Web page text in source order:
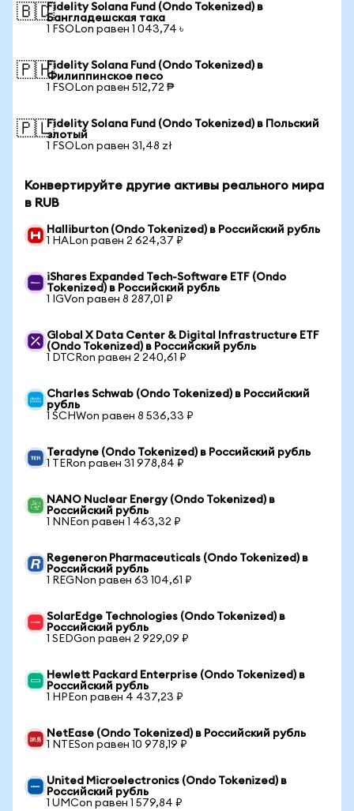
🇧🇩Fidelity Solana Fund (Ondo Tokenized) в
Бангладешская така
1 FSOLon равен 1 043,74 ৳
🇵🇭Fidelity Solana Fund (Ondo Tokenized) в
Филиппинское песо
1 FSOLon равен 512,72 ₱
🇵🇱Fidelity Solana Fund (Ondo Tokenized) в Польский
злотый
1 FSOLon равен 31,48 zł
Конвертируйте другие активы реального мира
в RUB
Halliburton (Ondo Tokenized) в Российский рубль
1 HALon равен 2 624,37 ₽
iShares Expanded Tech-Software ETF (Ondo
Tokenized) в Российский рубль
1 IGVon равен 8 287,01 ₽
Global X Data Center & Digital Infrastructure ETF
(Ondo Tokenized) в Российский рубль
1 DTCRon равен 2 240,61 ₽
Charles Schwab (Ondo Tokenized) в Российский
рубль
1 SCHWon равен 8 536,33 ₽
Teradyne (Ondo Tokenized) в Российский рубль
1 TERon равен 31 978,84 ₽
NANO Nuclear Energy (Ondo Tokenized) в
Российский рубль
1 NNEon равен 1 463,32 ₽
Regeneron Pharmaceuticals (Ondo Tokenized) в
Российский рубль
1 REGNon равен 63 104,61 ₽
SolarEdge Technologies (Ondo Tokenized) в
Российский рубль
1 SEDGon равен 2 929,09 ₽
Hewlett Packard Enterprise (Ondo Tokenized) в
Российский рубль
1 HPEon равен 4 437,23 ₽
NetEase (Ondo Tokenized) в Российский рубль
1 NTESon равен 10 978,19 ₽
United Microelectronics (Ondo Tokenized) в
Российский рубль
1 UMCon равен 1 579,84 ₽